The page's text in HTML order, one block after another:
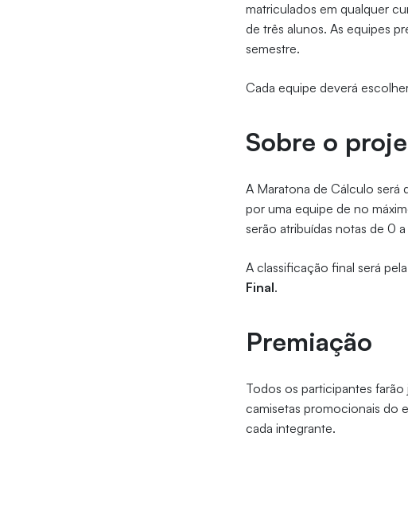
matriculados em qualquer
de três alunos. As equipes
semestre.
Cada equipe deverá
Sobre o
A Maratona de Cálculo será
por uma equipe de no
serão atribuídas notas de 0
A classificação final será
Final.
Premiação
Todos os participantes
camisetas promocionais do
cada integrante.